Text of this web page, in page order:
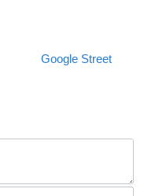
Google Street